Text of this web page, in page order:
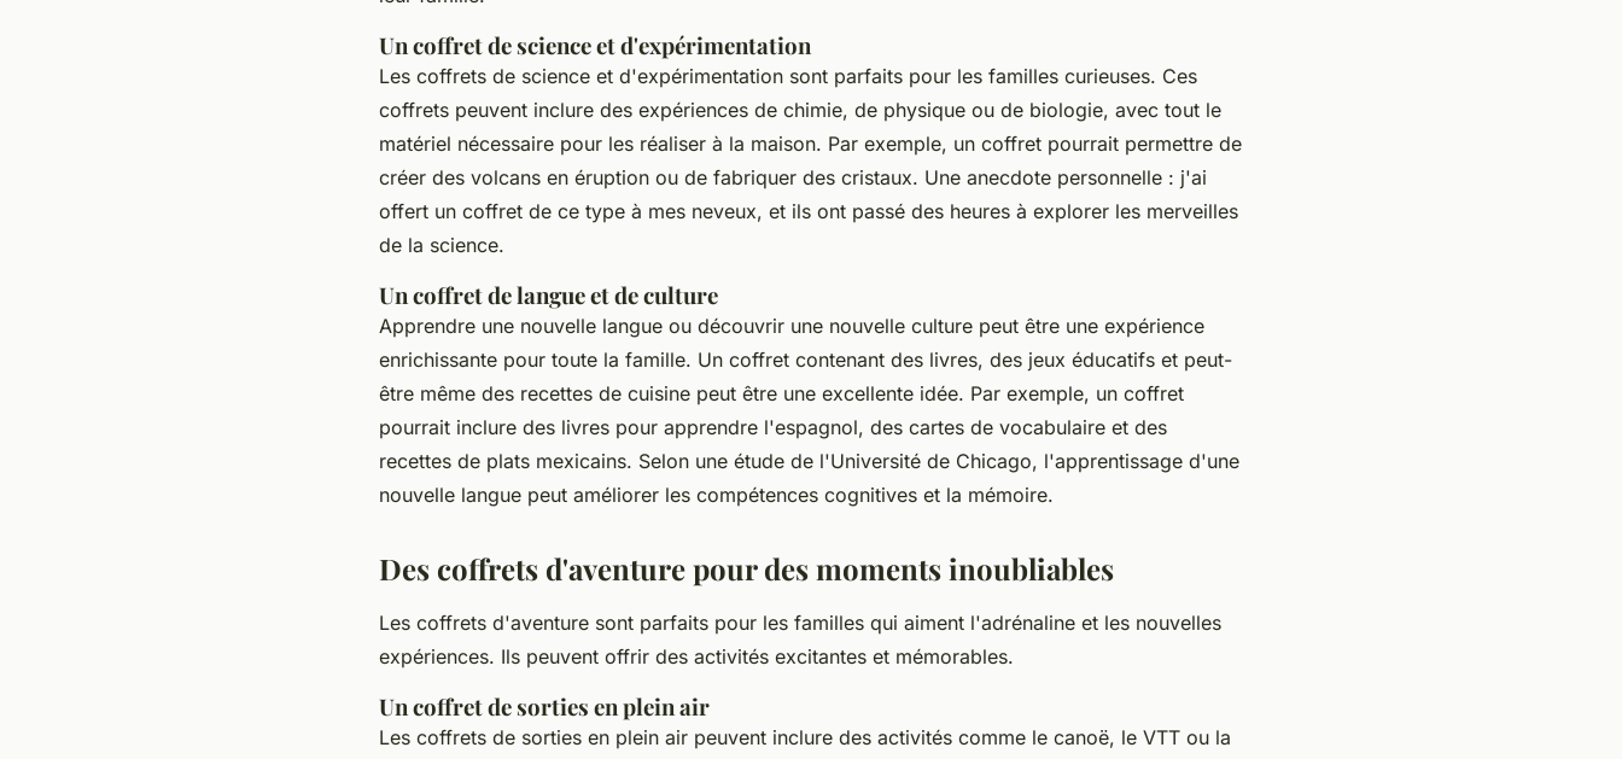
Un coffret de science et d'expérimentation
Les coffrets de science et d'expérimentation sont parfaits pour les familles curieuses. Ces
coffrets peuvent inclure des expériences de chimie, de physique ou de biologie, avec tout le
matériel nécessaire pour les réaliser à la maison. Par exemple, un coffret pourrait permettre de
créer des volcans en éruption ou de fabriquer des cristaux. Une anecdote personnelle : j'ai
offert un coffret de ce type à mes neveux, et ils ont passé des heures à explorer les merveilles
de la science.
Un coffret de langue et de culture
Apprendre une nouvelle langue ou découvrir une nouvelle culture peut être une expérience
enrichissante pour toute la famille. Un coffret contenant des livres, des jeux éducatifs et peut-
être même des recettes de cuisine peut être une excellente idée. Par exemple, un coffret
pourrait inclure des livres pour apprendre l'espagnol, des cartes de vocabulaire et des
recettes de plats mexicains. Selon une étude de l'Université de Chicago, l'apprentissage d'une
nouvelle langue peut améliorer les compétences cognitives et la mémoire.
Des coffrets d'aventure pour des moments inoubliables
Les coffrets d'aventure sont parfaits pour les familles qui aiment l'adrénaline et les nouvelles
expériences. Ils peuvent offrir des activités excitantes et mémorables.
Un coffret de sorties en plein air
Les coffrets de sorties en plein air peuvent inclure des activités comme le canoë, le VTT ou la